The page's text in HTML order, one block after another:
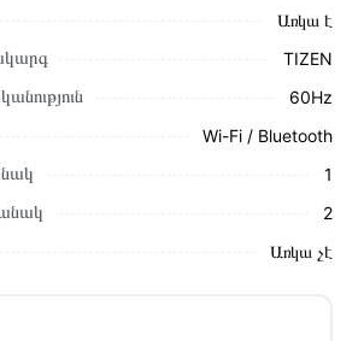
Հեռուստացույց SAMSUNG
առաքման և վճարման պայմանները
կմշակեն պատվերը և
համաձայնեցնելու առաքման
առցանց պատվեր տեղադրելը,
կարդալ նկարագրությունը,
է և համպատասխանում է
Առկա է
TIZEN
60Hz
Wi-Fi / Bluetooth
1
2
Առկա չէ